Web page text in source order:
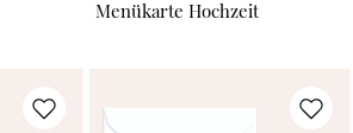
Menükarte Hochzeit